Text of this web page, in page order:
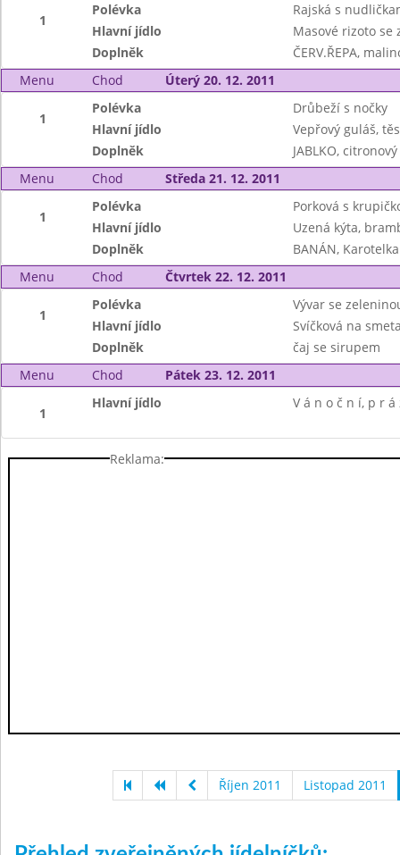
1
Polévka
Rajská s
Hlavní jídlo
Masové rizoto se
Doplněk
ČERV.ŘEPA,
Menu
Chod Úterý 20. 12. 2011
1
Polévka
Drůbeží s nočky
Hlavní jídlo
Vepřový guláš,
Doplněk
JABLKO,
Menu
Chod Středa 21. 12. 2011
1
Polévka
Porková s
Hlavní jídlo
Uzená kýta,
Doplněk
BANÁN,
Menu
Chod Čtvrtek 22. 12. 2011
1
Polévka
Vývar se
Hlavní jídlo
Svíčková na
Doplněk
čaj se sirupem
Menu
Chod Pátek 23. 12. 2011
1
Hlavní jídlo V á n o č n í, p r
Reklama:
Říjen 2011 Listopad 2011